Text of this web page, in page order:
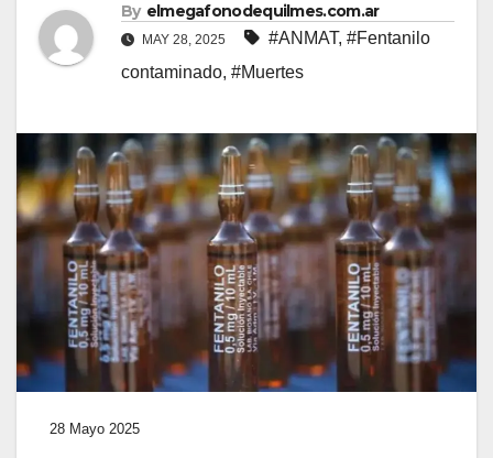
By elmegafonodequilmes.com.ar
MAY 28, 2025 #ANMAT, #Fentanilo
contaminado, #Muertes
28 Mayo 2025